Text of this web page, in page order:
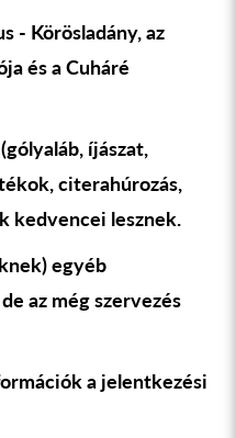
- Körösladány, az
és a Cuháré
íjászat,
citerahúrozás,
kedvencei lesznek.
egyéb
az még szervezés
a jelentkezési